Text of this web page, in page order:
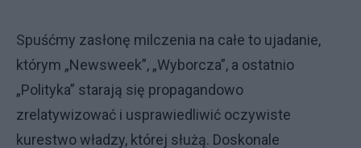
Spuśćmy zasłonę milczenia na całe to ujadanie,
którym „Newsweek”, „Wyborcza”, a ostatnio
„Polityka” starają się propagandowo
zrelatywizować i usprawiedliwić oczywiste
kurestwo władzy, której służą. Doskonale